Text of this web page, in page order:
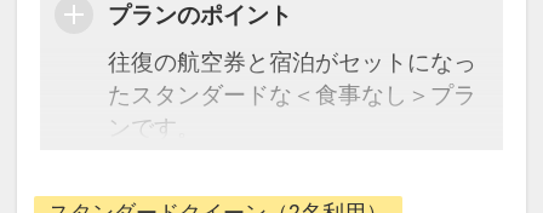
プランのポイント
往復の航空券と宿泊がセットになっ
たスタンダードな＜食事なし＞プラ
ンです。
できるダイナミックパッケージだか